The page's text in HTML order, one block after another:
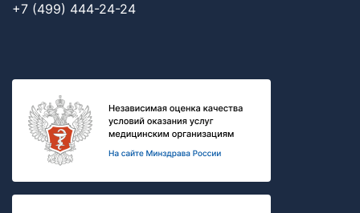
+7 (499) 444-24-24